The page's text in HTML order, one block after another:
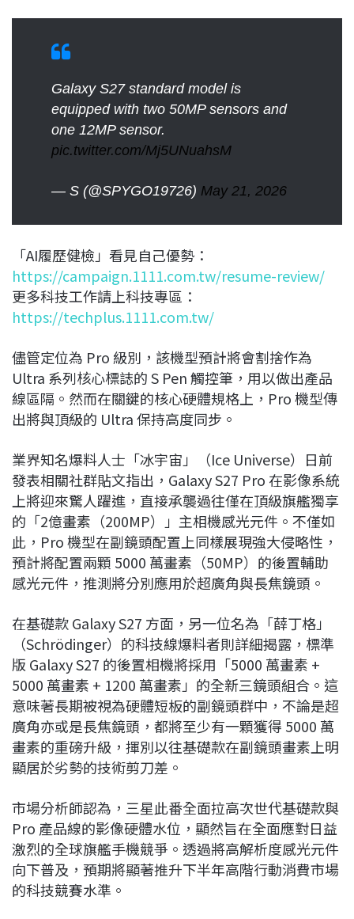
Galaxy S27 standard model is
equipped with two 50MP sensors and
one 12MP sensor.
pic.twitter.com/Mj5UNuahsM
— S (@SPYGO19726) May 21, 2026
「AI履歷健檢」看見自己優勢：
https://campaign.1111.com.tw/resume-review/
更多科技工作請上科技專區：
https://techplus.1111.com.tw/
儘管定位為 Pro 級別，該機型預計將會割捨作為
Ultra 系列核心標誌的 S Pen 觸控筆，用以做出產品
線區隔。然而在關鍵的核心硬體規格上，Pro 機型傳
出將與頂級的 Ultra 保持高度同步。
業界知名爆料人士「冰宇宙」（Ice Universe）日前
發表相關社群貼文指出，Galaxy S27 Pro 在影像系統
上將迎來驚人躍進，直接承襲過往僅在頂級旗艦獨享
的「2億畫素（200MP）」主相機感光元件。不僅如
此，Pro 機型在副鏡頭配置上同樣展現強大侵略性，
預計將配置兩顆 5000 萬畫素（50MP）的後置輔助
感光元件，推測將分別應用於超廣角與長焦鏡頭。
在基礎款 Galaxy S27 方面，另一位名為「薛丁格」
（Schrödinger）的科技線爆料者則詳細揭露，標準
版 Galaxy S27 的後置相機將採用「5000 萬畫素 +
5000 萬畫素 + 1200 萬畫素」的全新三鏡頭組合。這
意味著長期被視為硬體短板的副鏡頭群中，不論是超
廣角亦或是長焦鏡頭，都將至少有一顆獲得 5000 萬
畫素的重磅升級，揮別以往基礎款在副鏡頭畫素上明
顯居於劣勢的技術剪刀差。
市場分析師認為，三星此番全面拉高次世代基礎款與
Pro 產品線的影像硬體水位，顯然旨在全面應對日益
激烈的全球旗艦手機競爭。透過將高解析度感光元件
向下普及，預期將顯著推升下半年高階行動消費市場
的科技競賽水準。